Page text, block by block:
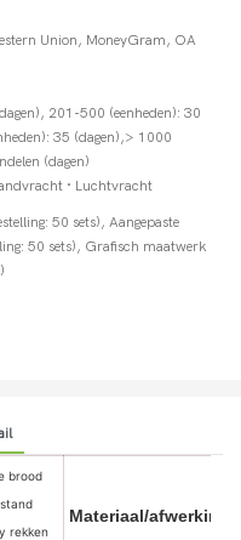
Union, MoneyGram, OA
201-500 (eenheden): 30
35 (dagen),> 1000
(dagen)
· Luchtvracht
50 sets), Aangepaste
50 sets), Grafisch maatwerk
brood
rekken
Materiaal/afwerking: